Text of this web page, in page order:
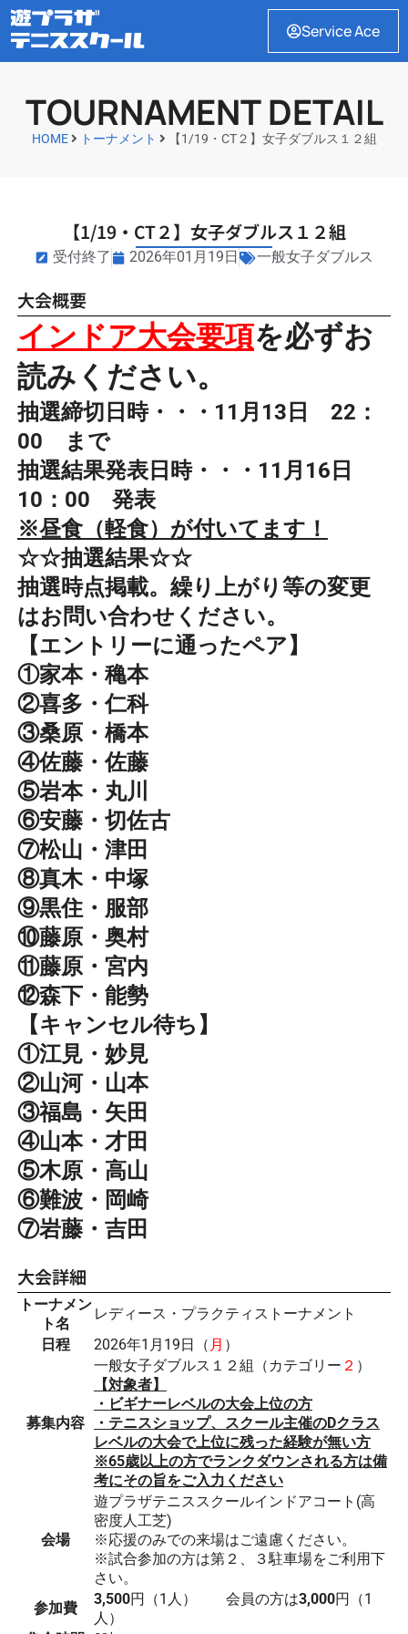
Service Ace
TOURNAMENT DETAIL
HOME トーナメント 【1/19・CT２】女子ダブルス１２組
【1/19・CT２】女子ダブルス１２組
受付終了 2026年01月19日 一般女子ダブルス
大会概要
インドア大会要項を必ずお
読みください。
抽選締切日時・・・11月13日 22：
00 まで
抽選結果発表日時・・・11月16日
10：00 発表
※昼食（軽食）が付いてます！
☆☆抽選結果☆☆
抽選時点掲載。繰り上がり等の変更
はお問い合わせください。
【エントリーに通ったペア】
①家本・穐本
②喜多・仁科
③桑原・橋本
④佐藤・佐藤
⑤岩本・丸川
⑥安藤・切佐古
⑦松山・津田
⑧真木・中塚
⑨黒住・服部
⑩藤原・奥村
⑪藤原・宮内
⑫森下・能勢
【キャンセル待ち】
①江見・妙見
②山河・山本
③福島・矢田
④山本・才田
⑤木原・高山
⑥難波・岡崎
⑦岩藤・吉田
大会詳細
トーナメン
ト名
レディース・プラクティストーナメント
日程
2026年1月19日（ 月 ）
募集内容
一般女子ダブルス１２組（カテゴリー ２ ）
【対象者】
・ビギナーレベルの大会上位の方
・テニスショップ、スクール主催のDクラス
レベルの大会で上位に残った経験が無い方
※65歳以上の方でランクダウンされる方は備
考にその旨をご入力ください
会場
遊プラザテニススクールインドアコート(高
密度人工芝)
※応援のみでの来場はご遠慮ください。
※試合参加の方は第２、３駐車場をご利用下
さい。
参加費
3,500円（1人） 会員の方は3,000円（1
人）